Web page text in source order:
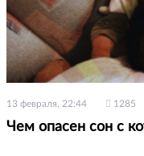
13 февраля, 22:44 1285
Чем опасен сон с